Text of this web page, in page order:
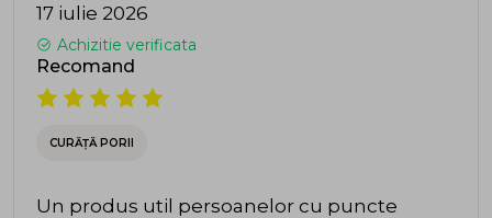
17 iulie 2026
Achizitie verificata
Recomand
CURĂȚĂ PORII
Un produs util persoanelor cu puncte